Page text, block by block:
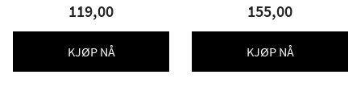
119,00
KJØP NÅ
155,00
KJØP NÅ